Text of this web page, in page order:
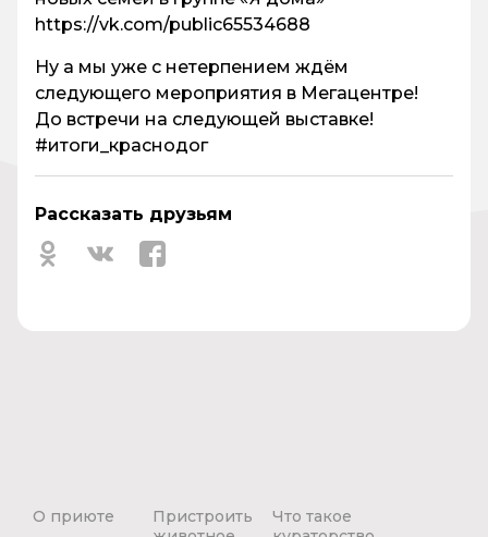
https://vk.com/public65534688
Ну а мы уже с нетерпением ждём
следующего мероприятия в Мегацентре!
До встречи на следующей выставке!
#итоги_краснодог
Рассказать друзьям
О приюте
Пристроить
Что такое